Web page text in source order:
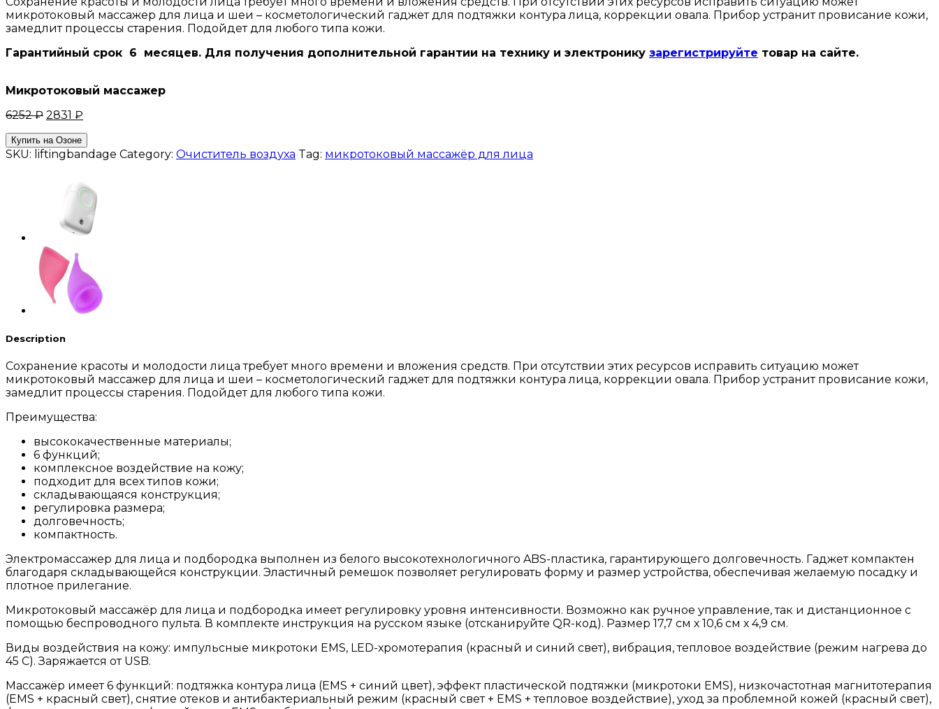
микротоковый массажер для лица и шеи – косметологический гаджет для подтяжки контура лица, коррекции овала. Прибор устранит провисание кожи,
замедлит процессы старения. Подойдет для любого типа кожи.
Гарантийный срок 6 месяцев. Для получения дополнительной гарантии на технику и электронику зарегистрируйте товар на сайте.
Микротоковый массажер
6252₽ 2831 ₽
Купить на Озоне
SKU: liftingbandage Category: Очиститель воздуха Tag: микротоковый массажёр для лица
Description
Сохранение красоты и молодости лица требует много времени и вложения средств. При отсутствии этих ресурсов исправить ситуацию может
микротоковый массажер для лица и шеи – косметологический гаджет для подтяжки контура лица, коррекции овала. Прибор устранит провисание кожи,
замедлит процессы старения. Подойдет для любого типа кожи.
Преимущества:
высококачественные материалы;
6 функций;
комплексное воздействие на кожу;
подходит для всех типов кожи;
складывающаяся конструкция;
регулировка размера;
долговечность;
компактность.
Электромассажер для лица и подбородка выполнен из белого высокотехнологичного ABS-пластика, гарантирующего долговечность. Гаджет компактен
благодаря складывающейся конструкции. Эластичный ремешок позволяет регулировать форму и размер устройства, обеспечивая желаемую посадку и
плотное прилегание.
Микротоковый массажёр для лица и подбородка имеет регулировку уровня интенсивности. Возможно как ручное управление, так и дистанционное с
помощью беспроводного пульта. В комплекте инструкция на русском языке (отсканируйте QR-код). Размер 17,7 см х 10,6 см х 4,9 см.
Виды воздействия на кожу: импульсные микротоки EMS, LED-хромотерапия (красный и синий свет), вибрация, тепловое воздействие (режим нагрева до
45 С). Заряжается от USB.
Массажёр имеет 6 функций: подтяжка контура лица (EMS + синий цвет), эффект пластической подтяжки (микротоки EMS), низкочастотная магнитотерапия
(EMS + красный свет), снятие отеков и антибактериальный режим (красный свет + EMS + тепловое воздействие), уход за проблемной кожей (красный свет),